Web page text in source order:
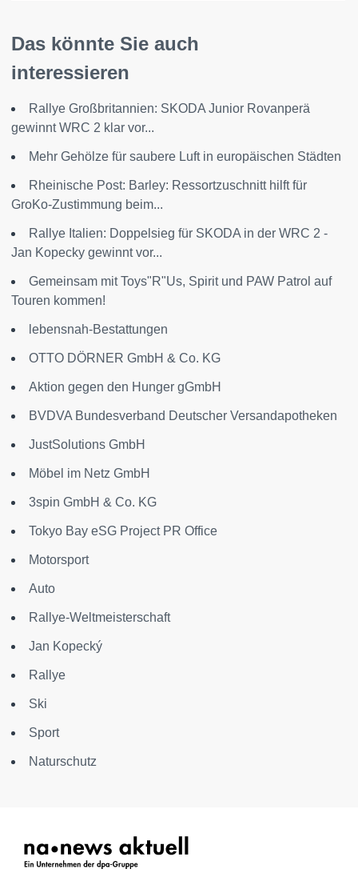
Das könnte Sie auch
interessieren
Rallye Großbritannien: SKODA Junior Rovanperä
gewinnt WRC 2 klar vor...
Mehr Gehölze für saubere Luft in europäischen Städten
Rheinische Post: Barley: Ressortzuschnitt hilft für
GroKo-Zustimmung beim...
Rallye Italien: Doppelsieg für SKODA in der WRC 2 -
Jan Kopecky gewinnt vor...
Gemeinsam mit Toys"R"Us, Spirit und PAW Patrol auf
Touren kommen!
lebensnah-Bestattungen
OTTO DÖRNER GmbH & Co. KG
Aktion gegen den Hunger gGmbH
BVDVA Bundesverband Deutscher Versandapotheken
JustSolutions GmbH
Möbel im Netz GmbH
3spin GmbH & Co. KG
Tokyo Bay eSG Project PR Office
Motorsport
Auto
Rallye-Weltmeisterschaft
Jan Kopecký
Rallye
Ski
Sport
Naturschutz